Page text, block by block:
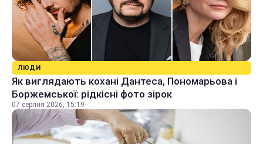
ЛЮДИ
Як виглядають кохані Дантеса, Пономарьова і
Боржемської: рідкісні фото зірок
07 серпня 2026, 15:19